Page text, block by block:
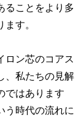
ることをより多
す。
ロン芯のコアス
、私たちの見解
ではあります
う時代の流れに